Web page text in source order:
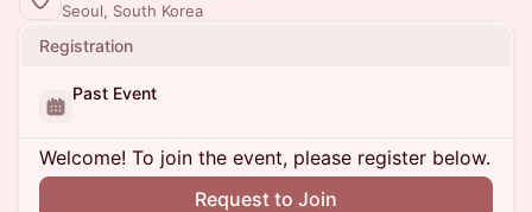
Seoul, South Korea
Registration
Past Event
Welcome! To join the event, please register below.
Request to Join